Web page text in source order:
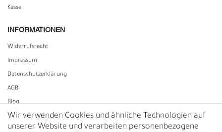
Kasse
INFORMATIONEN
Widerrufs­recht
Impressum
Daten­schutz­erklärung
AGB
Blog
Vertrag widerrufen
Wir verwenden Cookies und ähnliche Technologien auf
unserer Website und verarbeiten personenbezogene